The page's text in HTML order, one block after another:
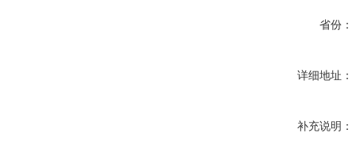
省份：
详细地址：
补充说明：